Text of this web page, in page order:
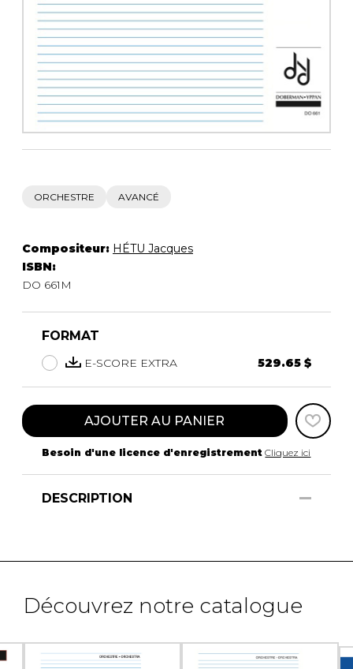
ORCHESTRE AVANCÉ
Compositeur: HÉTU Jacques
ISBN:
DO 661M
FORMAT
E-SCORE EXTRA 529.65 $
AJOUTER AU PANIER
Besoin d'une licence d'enregistrement Cliquez ici
DESCRIPTION
Découvrez notre catalogue